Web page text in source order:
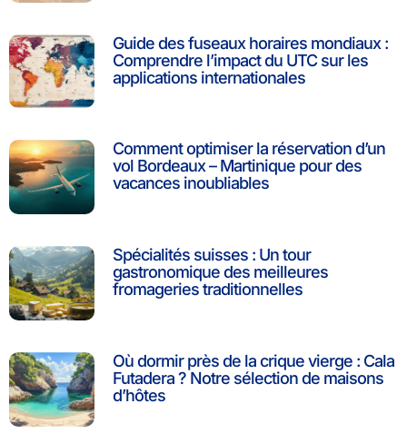
Guide des fuseaux horaires mondiaux :
Comprendre l’impact du UTC sur les
applications internationales
Comment optimiser la réservation d’un
vol Bordeaux – Martinique pour des
vacances inoubliables
Spécialités suisses : Un tour
gastronomique des meilleures
fromageries traditionnelles
Où dormir près de la crique vierge : Cala
Futadera ? Notre sélection de maisons
d’hôtes